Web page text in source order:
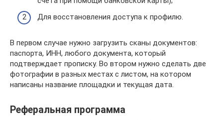
Для восстановления доступа к профилю.
В первом случае нужно загрузить сканы документов:
паспорта, ИНН, любого документа, который
подтверждает прописку. Во втором нужно сделать две
фотографии в разных местах с листом, на котором
написаны название площадки и текущая дата.
Реферальная программа